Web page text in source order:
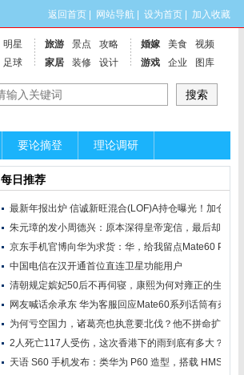
返回首页 网站导航 设为首页 加入收藏
明星
足球
旅游 景点
攻略
家居
装修 设计
婚嫁 美食
视频
游戏
企业 图库
要论摘登 理论调研
每日推荐
最新年报出炉 信诚新旺混合(LOF)A持仓曝光！加仓减
朱元璋的发小周德兴：原本深得皇帝宠信，最后却被灭
京东手机官博向华为求货：华，给我留点Mate60 Pro+
中国电信在汉开通首位直连卫星功能用户
清朝规定嫔妃50后不再伺寝，康熙为何对雍正的生母德
网友喊话余承东 华为客服回应Mate60系列话筒有杂音
为何亏空国力，诸葛亮也执意要北伐？他不拼命扩张还
2人死亡117人受伤，这次香港下的雨到底有多大？
天语 S60 手机发布：类华为 P60 造型，搭载 HMS 服务